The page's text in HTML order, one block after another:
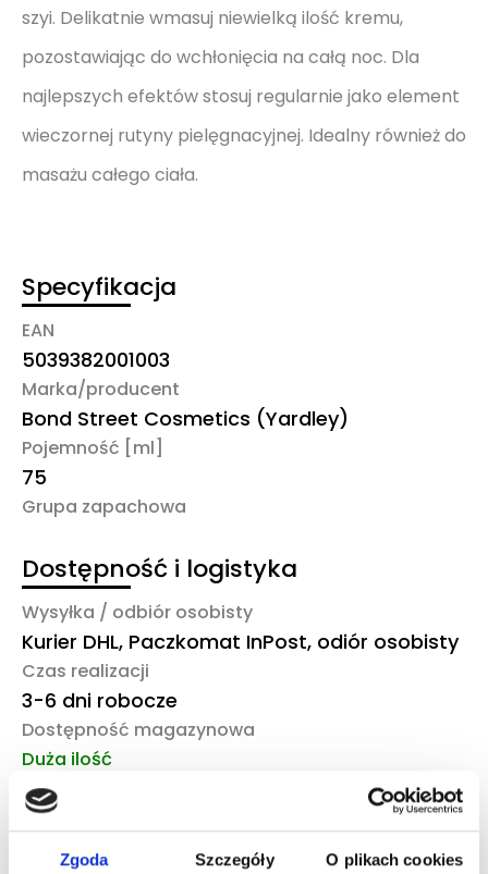
Zgoda Szczegóły O plikach cookies
szyi. Delikatnie wmasuj niewielką ilość kremu,
pozostawiając do wchłonięcia na całą noc. Dla
najlepszych efektów stosuj regularnie jako element
wieczornej rutyny pielęgnacyjnej. Idealny również do
masażu całego ciała.
Specyfikacja
EAN
5039382001003
Marka/producent
Bond Street Cosmetics (Yardley)
Pojemność [ml]
75
Grupa zapachowa
Dostępność i logistyka
Wysyłka / odbiór osobisty
Kurier DHL, Paczkomat InPost, odiór osobisty
Czas realizacji
3-6 dni robocze
Dostępność magazynowa
Duża ilość
To również może Ciebie